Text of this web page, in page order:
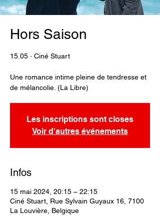
Hors Saison
15.05 · Ciné Stuart
Une romance intime pleine de tendresse et
de mélancolie. (La Libre)
Les inscriptions sont closes
Voir d'autres événements
Infos
15 mai 2024, 20:15 – 22:15
Ciné Stuart, Rue Sylvain Guyaux 16, 7100
La Louvière, Belgique